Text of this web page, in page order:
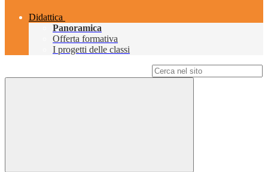
Didattica
Panoramica
Offerta formativa
I progetti delle classi